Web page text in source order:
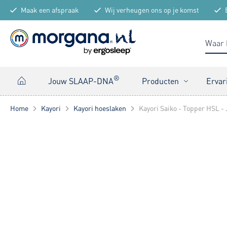
Maak een afspraak Wij verheugen ons op je komst
Jouw SLAAP-DNA® Producten
Home Kayori Kayori hoeslaken Kayori Saiko - Topper HSL